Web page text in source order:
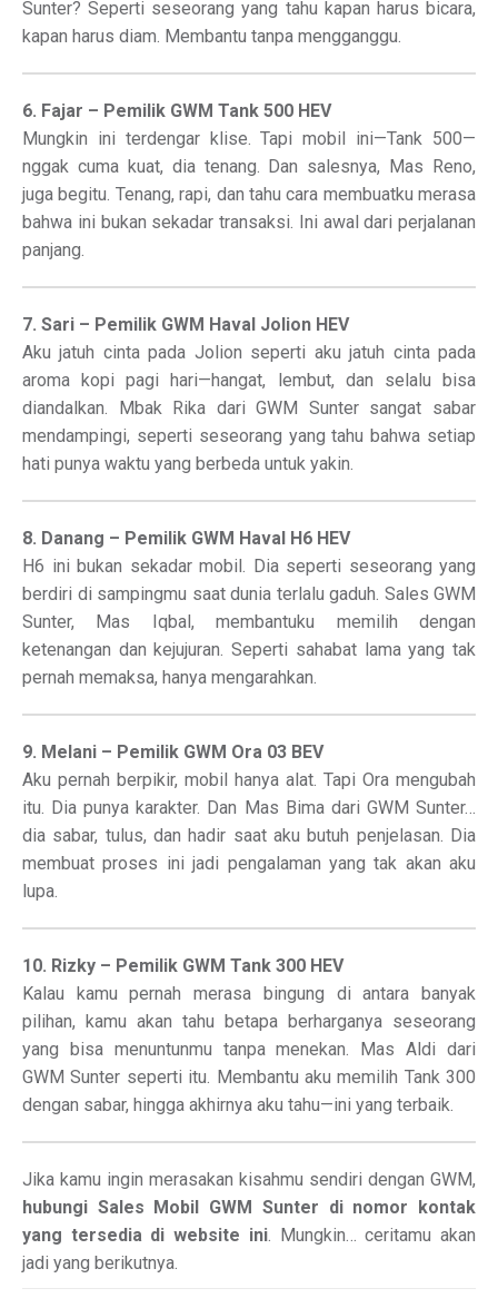
Sunter? Seperti seseorang yang tahu kapan harus bicara,
kapan harus diam. Membantu tanpa mengganggu.
6. Fajar – Pemilik GWM Tank 500 HEV
Mungkin ini terdengar klise. Tapi mobil ini—Tank 500—
nggak cuma kuat, dia tenang. Dan salesnya, Mas Reno,
juga begitu. Tenang, rapi, dan tahu cara membuatku merasa
bahwa ini bukan sekadar transaksi. Ini awal dari perjalanan
panjang.
7. Sari – Pemilik GWM Haval Jolion HEV
Aku jatuh cinta pada Jolion seperti aku jatuh cinta pada
aroma kopi pagi hari—hangat, lembut, dan selalu bisa
diandalkan. Mbak Rika dari GWM Sunter sangat sabar
mendampingi, seperti seseorang yang tahu bahwa setiap
hati punya waktu yang berbeda untuk yakin.
8. Danang – Pemilik GWM Haval H6 HEV
H6 ini bukan sekadar mobil. Dia seperti seseorang yang
berdiri di sampingmu saat dunia terlalu gaduh. Sales GWM
Sunter, Mas Iqbal, membantuku memilih dengan
ketenangan dan kejujuran. Seperti sahabat lama yang tak
pernah memaksa, hanya mengarahkan.
9. Melani – Pemilik GWM Ora 03 BEV
Aku pernah berpikir, mobil hanya alat. Tapi Ora mengubah
itu. Dia punya karakter. Dan Mas Bima dari GWM Sunter…
dia sabar, tulus, dan hadir saat aku butuh penjelasan. Dia
membuat proses ini jadi pengalaman yang tak akan aku
lupa.
10. Rizky – Pemilik GWM Tank 300 HEV
Kalau kamu pernah merasa bingung di antara banyak
pilihan, kamu akan tahu betapa berharganya seseorang
yang bisa menuntunmu tanpa menekan. Mas Aldi dari
GWM Sunter seperti itu. Membantu aku memilih Tank 300
dengan sabar, hingga akhirnya aku tahu—ini yang terbaik.
Jika kamu ingin merasakan kisahmu sendiri dengan GWM,
hubungi Sales Mobil GWM Sunter di nomor kontak
yang tersedia di website ini. Mungkin… ceritamu akan
jadi yang berikutnya.